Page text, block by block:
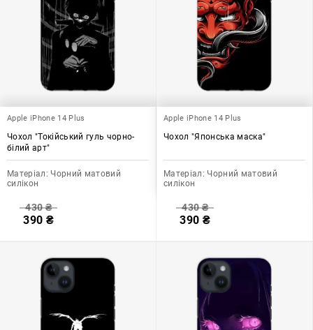
Apple iPhone 14 Plus
Чохол "Токійський гуль чорно-
білий арт"
Матеріал: Чорний матовий
силікон
430₴
390 ₴
Apple iPhone 14 Plus
Чохол "Японська маска"
Матеріал: Чорний матовий
силікон
430₴
390 ₴